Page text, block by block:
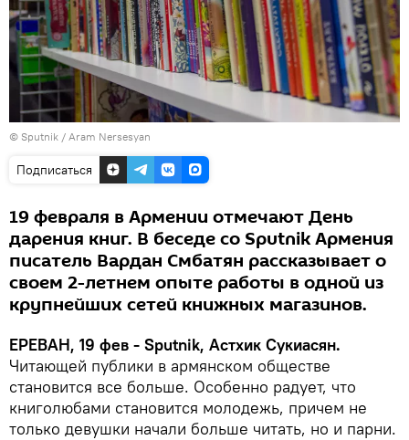
© Sputnik / Aram Nersesyan
Подписаться
19 февраля в Армении отмечают День
дарения книг. В беседе со Sputnik Армения
писатель Вардан Смбатян рассказывает о
своем 2-летнем опыте работы в одной из
крупнейших сетей книжных магазинов.
ЕРЕВАН, 19 фев - Sputnik, Астхик Сукиасян.
Читающей публики в армянском обществе
становится все больше. Особенно радует, что
книголюбами становится молодежь, причем не
только девушки начали больше читать, но и парни.